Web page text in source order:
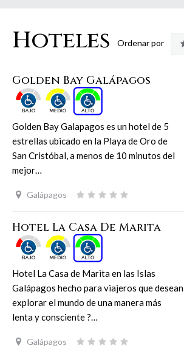
Hoteles Ordenar por
Golden Bay Galápagos
Golden Bay Galapagos es un hotel de 5
estrellas ubicado en la Playa de Oro de
San Cristóbal, a menos de 10 minutos del
mejor…
Galápagos
Hotel La Casa De Marita
Hotel La Casa de Marita en las Islas
Galápagos hecho para viajeros que desean
explorar el mundo de una manera más
lenta y consciente ?…
Galápagos